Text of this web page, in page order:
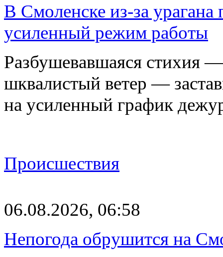
В Смоленске из-за
усиленный режим работы
Разбушевавшаяся стихия
шквалистый ветер —
на усиленный график
Происшествия
06.08.2026, 06:58
Непогода обрушится на